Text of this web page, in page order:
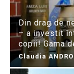
Din drag de
– a investit
copii! Gama
Claudia